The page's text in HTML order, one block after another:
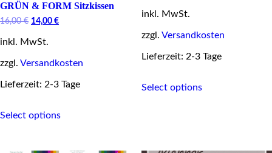
GRÜN & FORM Sitzkissen
16,00€ Original
was:
14,00 €Current
inkl. MwSt.
zzgl. Versandkosten
Lieferzeit: 2-3 Tage
Select optionsproduct
inkl. MwSt.
zzgl. Versandkosten
Lieferzeit: 2-3 Tage
Select optionsproduct